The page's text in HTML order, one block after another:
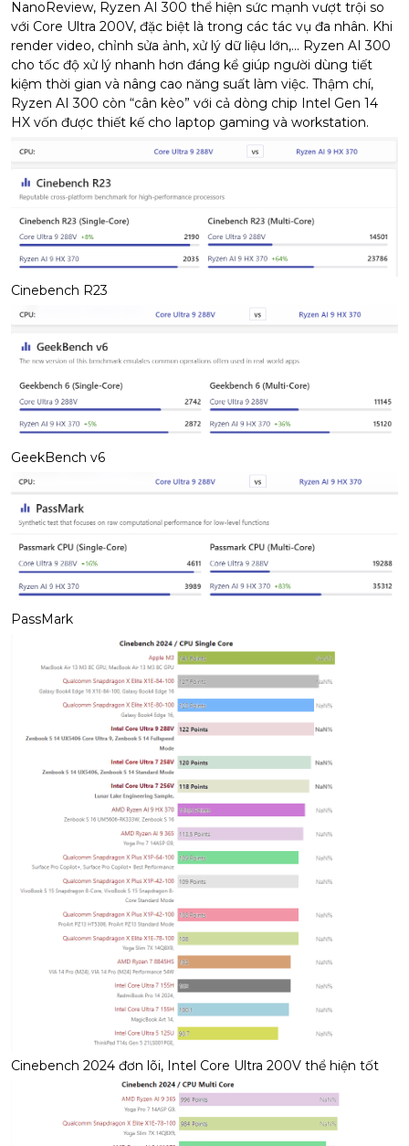
NanoReview, Ryzen AI 300 thể hiện sức mạnh vượt trội so
với Core Ultra 200V, đặc biệt là trong các tác vụ đa nhân. Khi
render video, chỉnh sửa ảnh, xử lý dữ liệu lớn,... Ryzen AI 300
cho tốc độ xử lý nhanh hơn đáng kể giúp người dùng tiết
kiệm thời gian và nâng cao năng suất làm việc. Thậm chí,
Ryzen AI 300 còn “cân kèo” với cả dòng chip Intel Gen 14
HX vốn được thiết kế cho laptop gaming và workstation.
Cinebench R23
GeekBench v6
PassMark
Cinebench 2024 đơn lõi, Intel Core Ultra 200V thể hiện tốt